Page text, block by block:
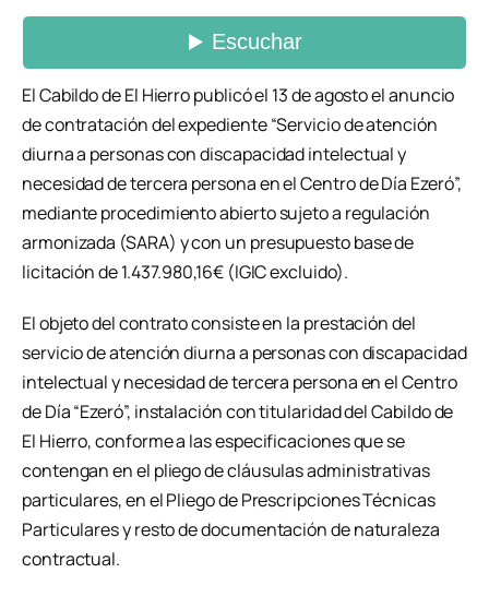
El Cabildo de El Hierro publicó el 13 de agosto el anuncio
de contratación del expediente “Servicio de atención
diurna a personas con discapacidad intelectual y
necesidad de tercera persona en el Centro de Día Ezeró”,
mediante procedimiento abierto sujeto a regulación
armonizada (SARA) y con un presupuesto base de
licitación de 1.437.980,16€ (IGIC excluido).
El objeto del contrato consiste en la prestación del
servicio de atención diurna a personas con discapacidad
intelectual y necesidad de tercera persona en el Centro
de Día “Ezeró”, instalación con titularidad del Cabildo de
El Hierro, conforme a las especificaciones que se
contengan en el pliego de cláusulas administrativas
particulares, en el Pliego de Prescripciones Técnicas
Particulares y resto de documentación de naturaleza
contractual.